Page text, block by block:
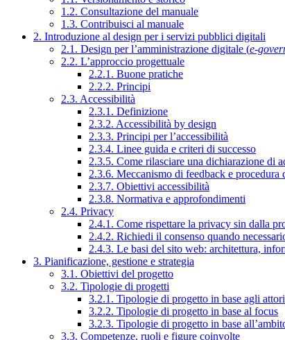
1.2. Consultazione del manuale
1.3. Contribuisci al manuale
2. Introduzione al design per i servizi pubblici digitali
2.1. Design per l’amministrazione digitale (e-
2.2. L’approccio progettuale
2.2.1. Buone pratiche
2.2.2. Principi
2.3. Accessibilità
2.3.1. Definizione
2.3.2. Accessibilità by design
2.3.3. Principi per l’accessibilità
2.3.4. Linee guida e criteri di successo
2.3.5. Come rilasciare una dichiarazione di
2.3.6. Meccanismo di feedback e procedura
2.3.7. Obiettivi accessibilità
2.3.8. Normativa e approfondimenti
2.4. Privacy
2.4.1. Come rispettare la privacy sin dalla
2.4.2. Richiedi il consenso quando
2.4.3. Le basi del sito web: architettura,
3. Pianificazione, gestione e strategia
3.1. Obiettivi del progetto
3.2. Tipologie di progetti
3.2.1. Tipologie di progetto in base agli
3.2.2. Tipologie di progetto in base al focus
3.2.3. Tipologie di progetto in base
3.3. Competenze, ruoli e figure coinvolte